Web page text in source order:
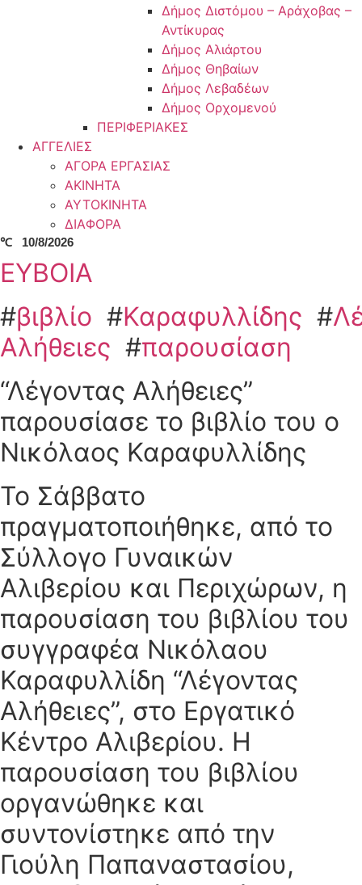
Δήμος Διστόμου – Αράχοβας –
Αντίκυρας
Δήμος Αλιάρτου
Δήμος Θηβαίων
Δήμος Λεβαδέων
Δήμος Ορχομενού
ΠΕΡΙΦΕΡΙΑΚΕΣ
ΑΓΓΕΛΙΕΣ
ΑΓΟΡΑ ΕΡΓΑΣΙΑΣ
ΑΚΙΝΗΤΑ
ΑΥΤΟΚΙΝΗΤΑ
ΔΙΑΦΟΡΑ
℃ 10/8/2026
ΕΥΒΟΙΑ
#βιβλίο #Καραφυλλίδης #
Αλήθειες #παρουσίαση
“Λέγοντας Αλήθειες”
παρουσίασε το βιβλίο του ο
Νικόλαος Καραφυλλίδης
Το Σάββατο
πραγματοποιήθηκε, από το
Σύλλογο Γυναικών
Αλιβερίου και Περιχώρων, η
παρουσίαση του βιβλίου του
συγγραφέα Νικόλαου
Καραφυλλίδη “Λέγοντας
Αλήθειες”, στο Εργατικό
Κέντρο Αλιβερίου. Η
παρουσίαση του βιβλίου
οργανώθηκε και
συντονίστηκε από την
Γιούλη Παπαναστασίου,